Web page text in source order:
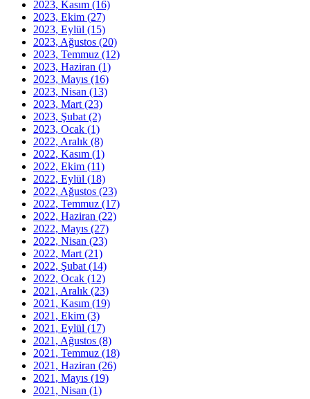
2023, Kasım (16)
2023, Ekim (27)
2023, Eylül (15)
2023, Ağustos (20)
2023, Temmuz (12)
2023, Haziran (1)
2023, Mayıs (16)
2023, Nisan (13)
2023, Mart (23)
2023, Şubat (2)
2023, Ocak (1)
2022, Aralık (8)
2022, Kasım (1)
2022, Ekim (11)
2022, Eylül (18)
2022, Ağustos (23)
2022, Temmuz (17)
2022, Haziran (22)
2022, Mayıs (27)
2022, Nisan (23)
2022, Mart (21)
2022, Şubat (14)
2022, Ocak (12)
2021, Aralık (23)
2021, Kasım (19)
2021, Ekim (3)
2021, Eylül (17)
2021, Ağustos (8)
2021, Temmuz (18)
2021, Haziran (26)
2021, Mayıs (19)
2021, Nisan (1)